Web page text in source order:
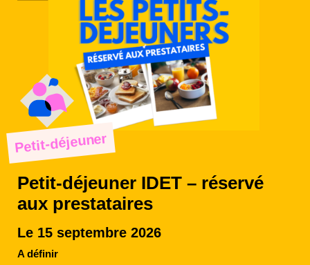
Petit-déjeuner
Petit-déjeuner IDET – réservé
aux prestataires
Le 15 septembre 2026
A définir